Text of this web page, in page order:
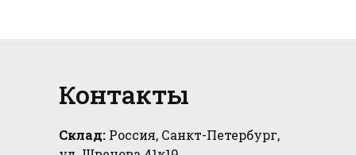
Контакты
Склад: Россия, Санкт-Петербург,